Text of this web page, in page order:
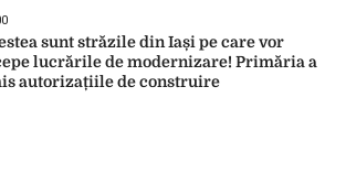
sunt străzile din Iași pe care vor
lucrările de modernizare! Primăria a
autorizațiile de construire